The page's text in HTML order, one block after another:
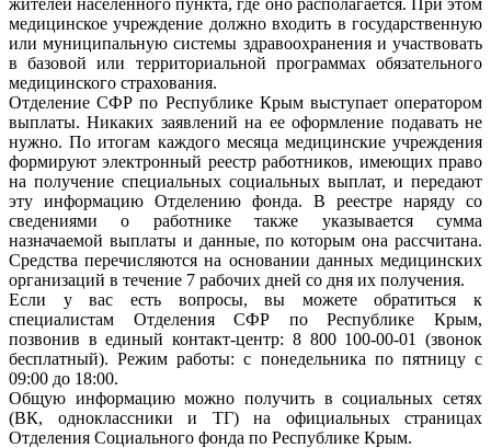
медицинское учреждение должно входить в государственную
или муниципальную системы здравоохранения и участвовать
в базовой или территориальной программах обязательного
медицинского страхования.
Отделение СФР по Республике Крым выступает оператором
выплаты. Никаких заявлений на ее оформление подавать не
нужно. По итогам каждого месяца медицинские учреждения
формируют электронный реестр работников, имеющих право
на получение специальных социальных выплат, и передают
эту информацию Отделению фонда. В реестре наряду со
сведениями о работнике также указывается сумма
назначаемой выплаты и данные, по которым она рассчитана.
Средства перечисляются на основании данных медицинских
организаций в течение 7 рабочих дней со дня их получения.
Если у вас есть вопросы, вы можете обратиться к
специалистам Отделения СФР по Республике Крым,
позвонив в единый контакт-центр: 8 800 100-00-01 (звонок
бесплатный). Режим работы: с понедельника по пятницу с
09:00 до 18:00.
Общую информацию можно получить в социальных сетях
(ВК, одноклассники и ТГ) на официальных страницах
Отделения Социального фонда по Республике Крым.